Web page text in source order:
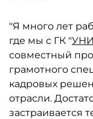
"Я много лет
где мы с ГК "
совместный
грамотного
кадровых
отрасли.
застраивается